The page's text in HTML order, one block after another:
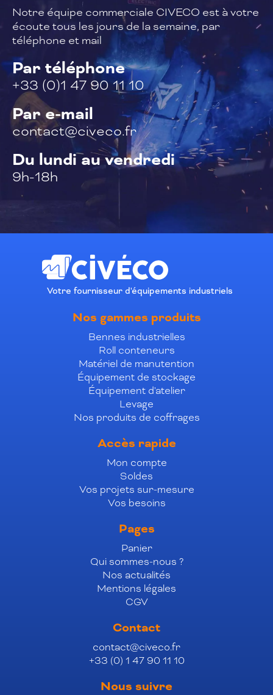
Notre équipe commerciale CIVECO est àvotre
écoute tous les jours de la semaine, par
téléphone et mail
Par téléphone
+33 (0)1 47 90 11 10
Par e-mail
contact@civeco.fr
Du lundi au vendredi
9h-18h
Votre fournisseur d'équipements industriels
Nos gammes produits
Bennes industrielles
Roll conteneurs
Matériel de manutention
Équipement de stockage
Équipement d'atelier
Levage
Nos produits de coffrages
Accès rapide
Mon compte
Soldes
Vos projets sur-mesure
Vos besoins
Pages
Panier
Qui sommes-nous ?
Nos actualités
Mentions légales
CGV
Contact
contact@civeco.fr
+33 (0) 1 47 90 11 10
Nous suivre